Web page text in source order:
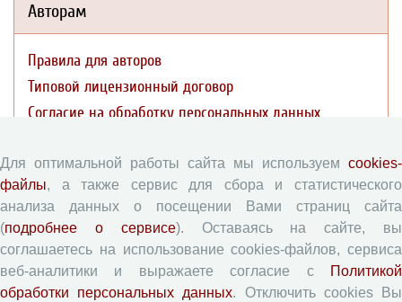
Авторам
Правила для авторов
Типовой лицензионный договор
Согласие на обработку персональных данных
Приватность
Рецензентам
Форма рецензии
Для оптимальной работы сайта мы используем cookies-
файлы, а также сервис для сбора и статистического
анализа данных о посещении Вами страниц сайта
(подробнее о сервисе). Оставаясь на сайте, вы
соглашаетесь на использование cookies-файлов, сервиса
веб-аналитики и выражаете согласие с
Политикой
обработки персональных данных. Отключить cookies Вы